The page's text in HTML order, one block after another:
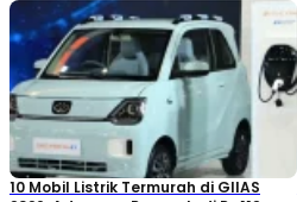
10 Mobil Listrik Termurah di GIIAS